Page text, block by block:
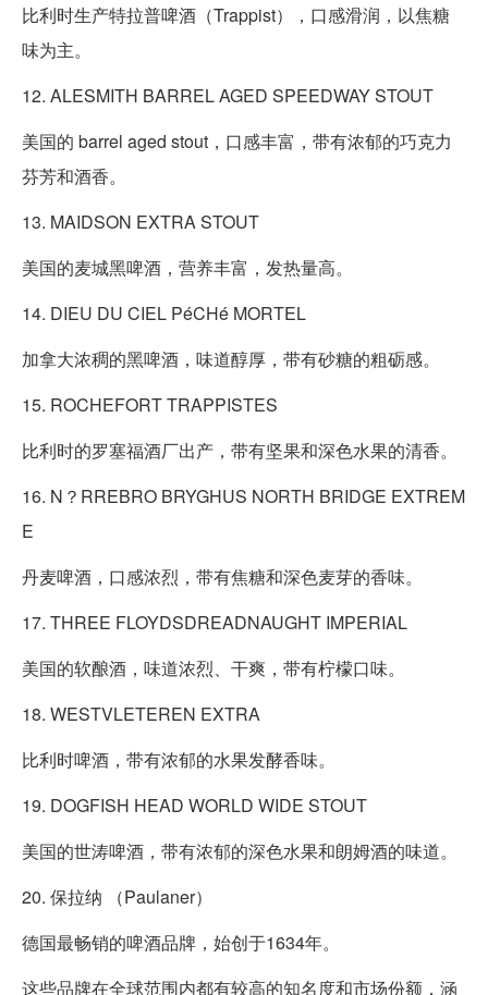
比利时生产特拉普啤酒（Trappist），口感滑润，以焦糖
味为主。
12. ALESMITH BARREL AGED SPEEDWAY STOUT
美国的 barrel aged stout，口感丰富，带有浓郁的巧克力
芬芳和酒香。
13. MAIDSON EXTRA STOUT
美国的麦城黑啤酒，营养丰富，发热量高。
14. DIEU DU CIEL PéCHé MORTEL
加拿大浓稠的黑啤酒，味道醇厚，带有砂糖的粗砺感。
15. ROCHEFORT TRAPPISTES
比利时的罗塞福酒厂出产，带有坚果和深色水果的清香。
16. N？RREBRO BRYGHUS NORTH BRIDGE EXTREM
E
丹麦啤酒，口感浓烈，带有焦糖和深色麦芽的香味。
17. THREE FLOYDSDREADNAUGHT IMPERIAL
美国的软酿酒，味道浓烈、干爽，带有柠檬口味。
18. WESTVLETEREN EXTRA
比利时啤酒，带有浓郁的水果发酵香味。
19. DOGFISH HEAD WORLD WIDE STOUT
美国的世涛啤酒，带有浓郁的深色水果和朗姆酒的味道。
20. 保拉纳 （Paulaner）
德国最畅销的啤酒品牌，始创于1634年。
这些品牌在全球范围内都有较高的知名度和市场份额，涵